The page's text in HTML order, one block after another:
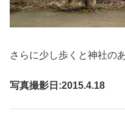
さらに少し歩くと神社の
写真撮影日:2015.4.18